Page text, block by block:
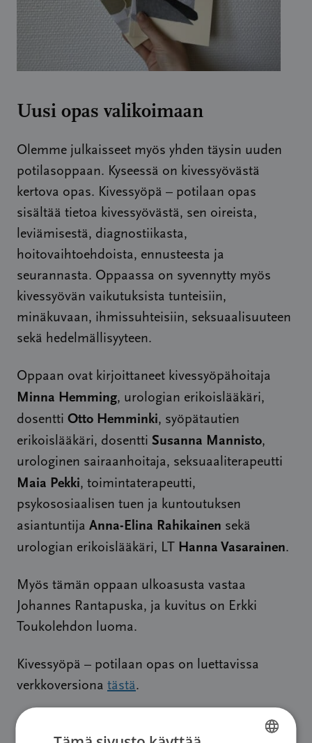
Uusi opas valikoimaan
Olemme julkaisseet myös yhden täysin uuden
potilasoppaan. Kyseessä on kivessyövästä
kertova opas. Kivessyöpä – potilaan opas
sisältää tietoa kivessyövästä, sen oireista,
leviämisestä, diagnostiikasta,
hoitovaihtoehdoista, ennusteesta ja
seurannasta. Oppaassa on syvennytty myös
kivessyövän vaikutuksista tunteisiin,
minäkuvaan, ihmissuhteisiin, seksuaalisuuteen
sekä hedelmällisyyteen.
Oppaan ovat kirjoittaneet kivessyöpähoitaja
Minna Hemming, urologian erikoislääkäri,
dosentti Otto Hemminki, syöpätautien
erikoislääkäri, dosentti Susanna Mannisto,
urologinen sairaanhoitaja, seksuaaliterapeutti
Maia Pekki, toimintaterapeutti,
psykososiaalisen tuen ja kuntoutuksen
asiantuntija Anna-Elina Rahikainen sekä
urologian erikoislääkäri, LT Hanna Vasarainen.
Myös tämän oppaan ulkoasusta vastaa
Johannes Rantapuska, ja kuvitus on Erkki
Toukolehdon luoma.
Kivessyöpä – potilaan opas on luettavissa
verkkoversiona tästä.
Potilasoppaiden tilaus